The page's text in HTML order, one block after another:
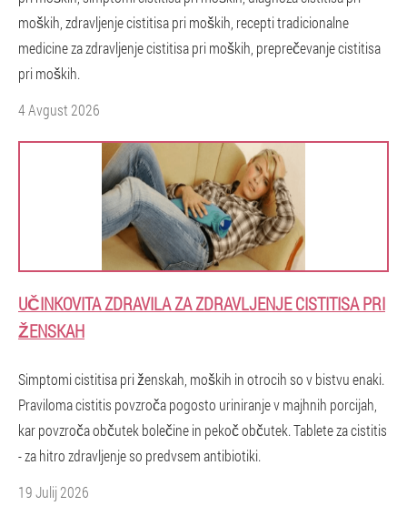
moških, zdravljenje cistitisa pri moških, recepti tradicionalne
medicine za zdravljenje cistitisa pri moških, preprečevanje cistitisa
pri moških.
4 Avgust 2026
UČINKOVITA ZDRAVILA ZA ZDRAVLJENJE CISTITISA PRI
ŽENSKAH
Simptomi cistitisa pri ženskah, moških in otrocih so v bistvu enaki.
Praviloma cistitis povzroča pogosto uriniranje v majhnih porcijah,
kar povzroča občutek bolečine in pekoč občutek. Tablete za cistitis
- za hitro zdravljenje so predvsem antibiotiki.
19 Julij 2026